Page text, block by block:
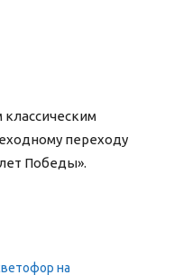
переходу
Победы».
на